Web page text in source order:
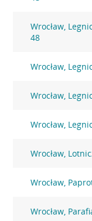
Wrocław,
48
Wrocław,
Wrocław,
Wrocław,
Wrocław,
Wrocław,
Wrocław,